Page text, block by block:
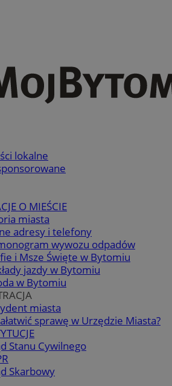
lokalne
O MIEŚCIE
miasta
adresy i telefony
wywozu odpadów
i Msze Święte w Bytomiu
jazdy w Bytomiu
w Bytomiu
miasta
sprawę w Urzędzie Miasta?
Stanu Cywilnego
Skarbowy